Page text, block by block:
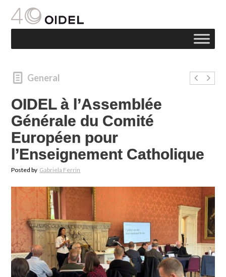
General
OIDEL à l’Assemblée
Générale du Comité
Européen pour
l’Enseignement Catholique
Posted by Gabriela Ferrin